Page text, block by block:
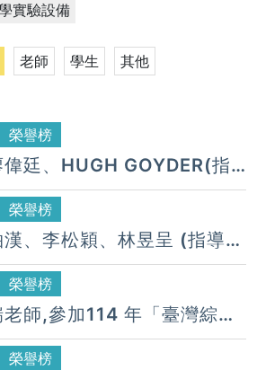
實驗設備
老師 學生 其他
榮譽榜
廷、HUGH GOYDER(指
師)於匈牙利國際噪音與振
，榮獲最佳學術論文獎。
榮譽榜
、李松穎、林昱呈 (指導教
) 參加「2025第三屆興創競
力無限獎」。
榮譽榜
師,參加114 年「臺灣綜合
創新研發成果選拔」，榮
項「佳作獎」。(114.10.13)
榮譽榜